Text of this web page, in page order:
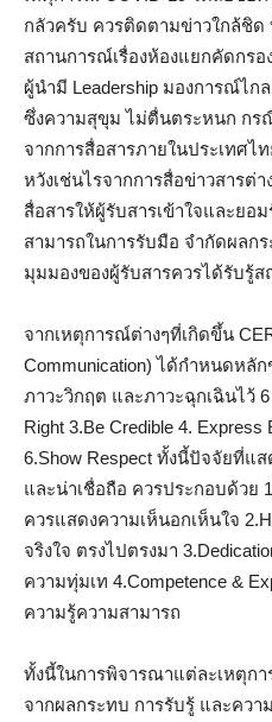
กลัวครับ ควรติดตามข่าวใกล้ชิด
สถานการณ์เรื่องห้องแยกคัดกรอ
ผู้นำมี Leadership มองการณ์ไก
ซึ่งความสุขุม ไม่ตื่นตระหนก กร
จากการสื่อสารภายในประเทศไ
หวังเช่นไรจากการสื่อข่าวสารต่
สื่อสารให้ผู้รับสารเข้าใจและยอ
สามารถในการรับมือ จำกัดผลก
มุมมองของผู้รับสารควรได้รับรู้
จากเหตุการณ์ต่างๆที่เกิดขึ้น
Communication) ได้กำหนดหลัก
ภาวะวิกฤต และภาวะฉุกเฉินไว้
Right 3.Be Credible 4. Express
6.Show Respect ทั้งนี้ปัจจัยที่แ
และน่าเชื่อถือ ควรประกอบด้วย
ควรแสดงความเห็นอกเห็นใจ
จริงใจ ตรงไปตรงมา
ความทุ่มเท 4.Competence &
ความรู้ความสามารถ
ทั้งนี้ในการพิจารณาแต่ละเหตุก
จากผลกระทบ การรับรู้ และควา